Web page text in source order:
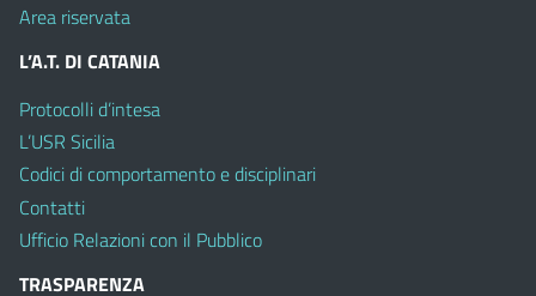
Area riservata
L’A.T. DI CATANIA
Protocolli d’intesa
L’USR Sicilia
Codici di comportamento e disciplinari
Contatti
Ufficio Relazioni con il Pubblico
TRASPARENZA